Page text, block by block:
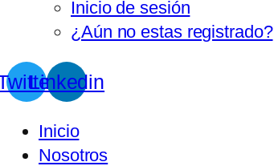
Inicio de sesión
¿Aún no estas registrado?
Linkedin
Inicio
Nosotros